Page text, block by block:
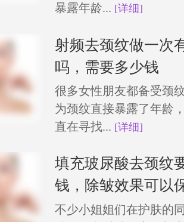
暴露年龄... [详细]
射频去颈纹做一次
吗，需要多少钱
很多女性朋友都备受颈
为颈纹直接暴露了年龄
直在寻找... [详细]
填充玻尿酸去颈纹
钱，除皱效果可以
不少小姐姐们在护肤的